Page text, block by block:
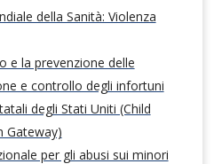
della Sanità: Violenza
e la prevenzione delle
e controllo degli infortuni
degli Stati Uniti (Child
Gateway)
per gli abusi sui minori